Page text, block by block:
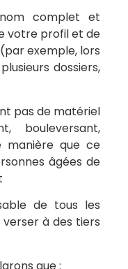
complet et
votre profil et de
exemple, lors
dossiers,
pas de matériel
bouleversant,
manière que ce
âgées de
de tous les
à des tiers
que :